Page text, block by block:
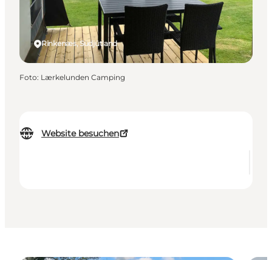
Website besuchen
Rinkenæs, Südjütland
Foto: Lærkelunden Camping